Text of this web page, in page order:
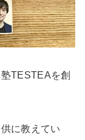
TESTEAを創
に教えてい